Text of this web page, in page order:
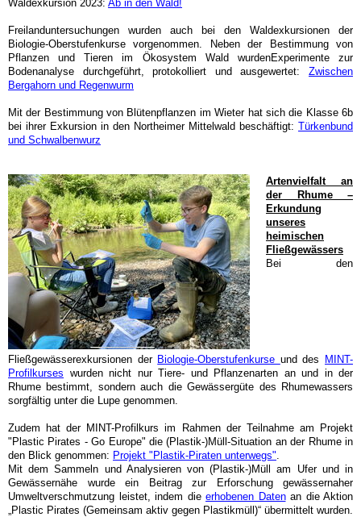
Waldexkursion 2023: Ab in den Wald!
Freilanduntersuchungen wurden auch bei den Waldexkursionen der
Biologie-Oberstufenkursevorgenommen.
Neben der Bestimmung von
Pflanzen und Tieren im Ökosystem Wald wurdenExperimente zur
Bodenanalyse durchgeführt, protokolliert und ausgewertet:Zwischen
Bergahorn und Regenwurm
Mit der Bestimmung von Blütenpflanzen imWieterhat sich die Klasse 6b
bei ihrer Exkursion in den Northeimer Mittelwald beschäftigt: Türkenbund
und Schwalbenwurz
Artenvielfalt an
der Rhume –
Erkundung
unseres
heimischen
Fließgewässers
Bei den
Fließgewässerexkursionen der Biologie-Oberstufenkurse und des MINT-
Profilkurses wurden nicht nur Tiere- und Pflanzenarten an und in der
Rhume bestimmt, sondern auch die Gewässergüte des Rhumewassers
sorgfältig unter die Lupe genommen.
Zudem hat der MINT-Profilkurs im Rahmen der Teilnahme am Projekt
"Plastic Pirates - Go Europe" die(Plastik-)Müll-Situation an der Rhume in
den Blick genommen: Projekt "Plastik-Piraten unterwegs".
Mit dem Sammeln und Analysieren von (Plastik-)Müll am Ufer und in
Gewässernähe wurde ein Beitrag zur Erforschung gewässernaher
Umweltverschmutzung leistet, indem die erhobenen Daten an die Aktion
„Plastic Pirates (Gemeinsam aktiv gegen Plastikmüll)“ übermittelt wurden.